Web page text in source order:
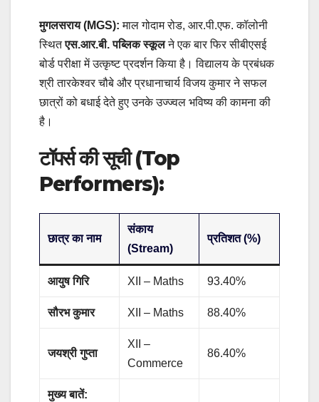
मुगलसराय (MGS): माल गोदाम रोड, आर.पी.एफ. कॉलोनी
स्थितएस.आर.बी. पब्लिक स्कूलने एक बार फिर सीबीएसई
बोर्ड परीक्षा में उत्कृष्ट प्रदर्शन किया है। विद्यालय के प्रबंधक
श्री तारकेश्वर चौबे और प्रधानाचार्य विजय कुमार ने सफल
छात्रों को बधाई देते हुए उनके उज्ज्वल भविष्य की कामना की
है।
टॉपर्स की सूची (Top
Performers):
छात्र का नाम
संकाय
(Stream)
प्रतिशत (%)
आयुष गिरि XII – Maths 93.40%
सौरभ कुमार XII – Maths 88.40%
जयश्री गुप्ता
XII –
Commerce
86.40%
मुख्य बातें: